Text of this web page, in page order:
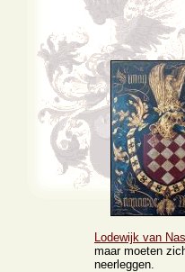
Lodewijk van
maar moeten
neerleggen.